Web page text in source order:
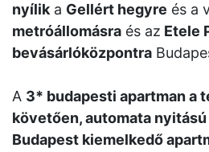
nyílik a Gellért hegyre és a
metróállomásra és az Etele
bevásárlóközpontra
A 3* budapesti apartman a
követően, automata
Budapest kiemelkedő